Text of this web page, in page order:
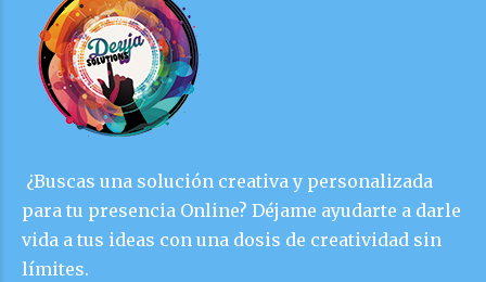
¿Buscas una solución creativa y personalizada
para tu presencia Online? Déjame ayudarte a darle
vida a tus ideas con una dosis de creatividad sin
límites.